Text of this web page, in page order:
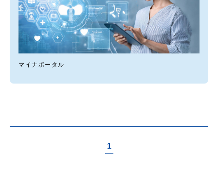
マイナポータル
1